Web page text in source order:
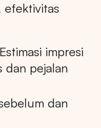
efektivitas
impresi
dan pejalan
dan